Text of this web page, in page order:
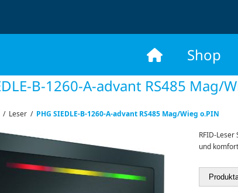
Shop
B-1260-A-advant RS485 Mag/
/ Leser / PHG SIEDLE-B-1260-A-advant RS485 Mag/Wieg o.PIN
RFID-
und